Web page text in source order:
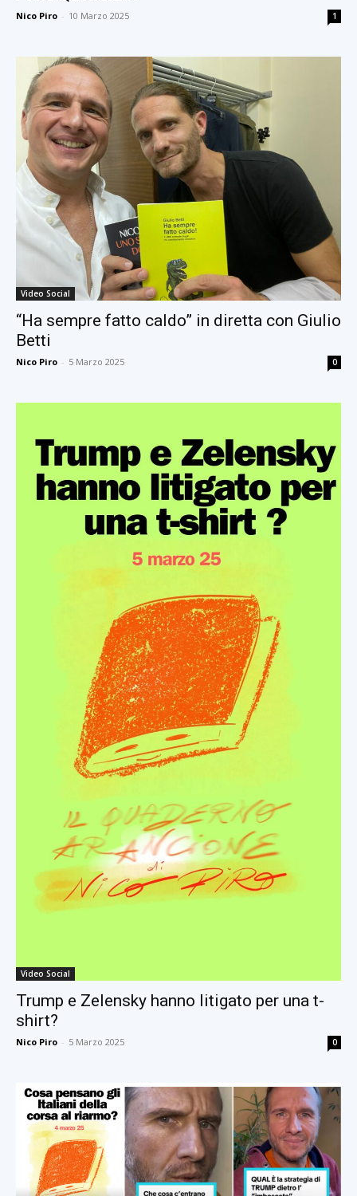
Nico Piro - 10 Marzo 2025 1
Video Social
“Ha sempre fatto caldo” in diretta con Giulio
Betti
Nico Piro - 5 Marzo 2025 0
Video Social
Trump e Zelensky hanno litigato per una t-
shirt?
Nico Piro - 5 Marzo 2025 0